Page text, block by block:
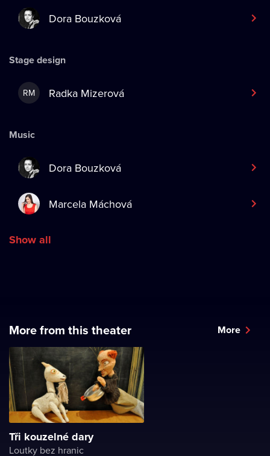
Dora Bouzková
Stage design
RM Radka Mizerová
Music
Dora Bouzková
Marcela Máchová
Show all
More from this theater More
Tři kouzelné dary
Loutky bez hranic